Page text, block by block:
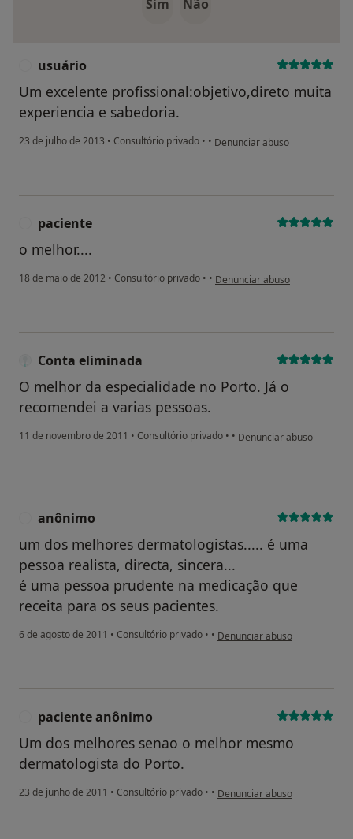
Sim Não
usuário
Um excelente profissional:objetivo,direto muita
experiencia e sabedoria.
23 de julho de 2013 • Consultório privado • • na opinião do utilizador usuário
Denunciar abuso
paciente
o melhor....
18 de maio de 2012 • Consultório privado • • na opinião do utilizador
Denunciar abuso
Conta eliminada
O melhor da especialidade no Porto. Já o
recomendei a varias pessoas.
11 de novembro de 2011 • Consultório privado • • na opinião do utilizador
Denunciar abuso
anônimo
um dos melhores dermatologistas..... é uma
pessoa realista, directa, sincera...
é uma pessoa prudente na medicação que
receita para os seus pacientes.
6 de agosto de 2011 • Consultório privado • • na opinião do utilizador
Denunciar abuso
paciente anônimo
Um dos melhores senao o melhor mesmo
dermatologista do Porto.
23 de junho de 2011 • Consultório privado • • na opinião do utilizador
Denunciar abuso